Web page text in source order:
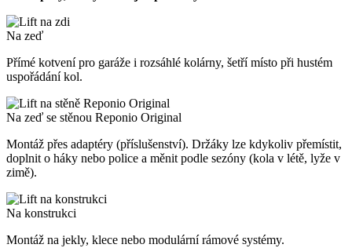
Na zeď
Přímé kotvení pro garáže i rozsáhlé kolárny, šetří místo při hustém
uspořádání kol.
Na zeď se stěnou Reponio Original
Montáž přes adaptéry (příslušenství). Držáky lze kdykoliv přemístit,
doplnit o háky nebo police a měnit podle sezóny (kola v létě, lyže v
zimě).
Na konstrukci
Montáž na jekly, klece nebo modulární rámové systémy.